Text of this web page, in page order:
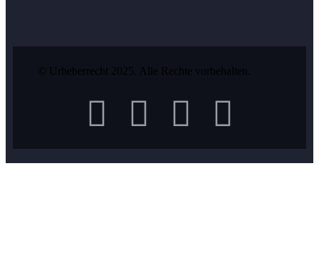
© Urheberrecht 2025. Alle Rechte vorbehalten.